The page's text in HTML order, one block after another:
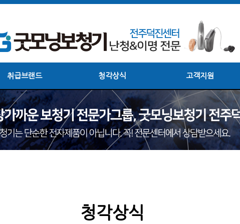
취급브랜드 청각상식 고객지원
청각상식